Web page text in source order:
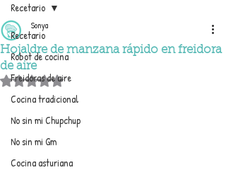
Recetario
Robot de cocina
Freidoras de aire
Cocina tradicional
No sin mi Chupchup
No sin mi Gm
Cocina asturiana
Recetario
Hojaldre de manzana rápido en freidora
de aire
Sonya
Obtuvo NaN de 5 estrellas.